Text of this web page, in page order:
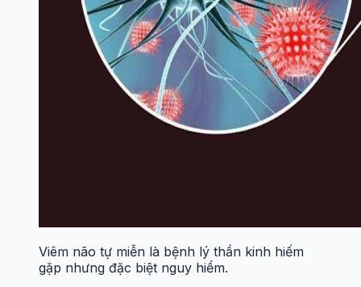
Viêm não tự miễn là bệnh lý thần kinh hiếm
gặp nhưng đặc biệt nguy hiểm.